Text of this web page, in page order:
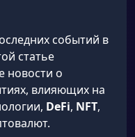
событий в
статье
новости о
влияющих на
DeFi, NFT,